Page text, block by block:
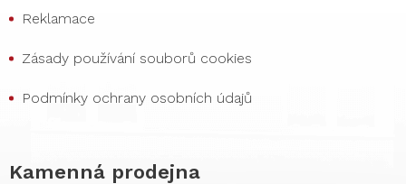
Reklamace
Zásady používání souborů cookies
Podmínky ochrany osobních údajů
Kamenná prodejna